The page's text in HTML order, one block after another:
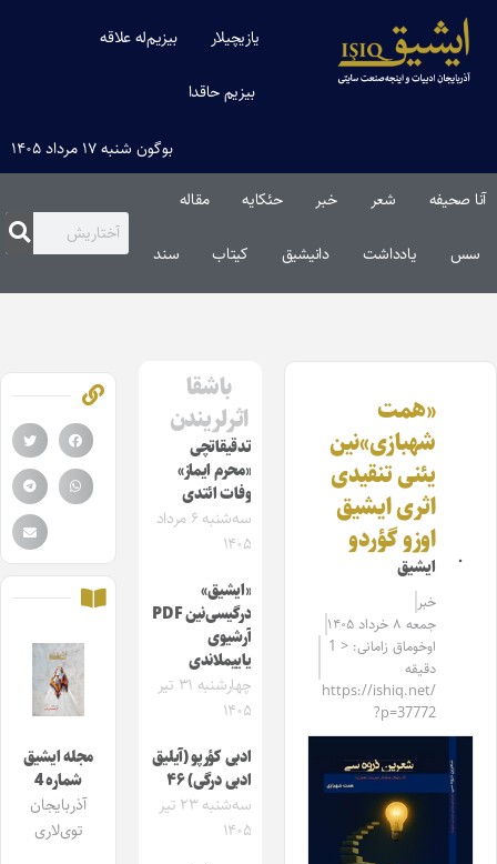
یازیچیلار بیزیم‌له علاقه
بیزیم حاقدا
بوگون شنبه ۱۷ مرداد ۱۴۰۵
آنا صحیفه شعر خبر حئکایه مقاله‌
سس یادداشت دانیشیق کیتاب سند
«همت
شهبازی‌»نین
یئنی تنقیدی
اثری ایشیق
اوزو گؤردو
ایشیق
خبر
جمعه ۸ خرداد ۱۴۰۵
اوخوماق زامانی: < 1
دقیقه
https://ishiq.net/
?p=37772
باشقا
اثرلریندن
تدقیقاتچی
«محرم ایماز»
وفات ائتدی
سه‌شنبه ۶ مرداد
۱۴۰۵
«ایشیق»
درگیسی‌نین PDF
آرشیوی
یاییملاندی
چهارشنبه ۳۱ تیر
۱۴۰۵
ادبی کؤرپو (آیلیق
ادبی درگی) ۴۶
سه‌شنبه ۲۳ تیر
۱۴۰۵
مجله ایشیق
شماره 4
آذربایجان
توی‌لاری